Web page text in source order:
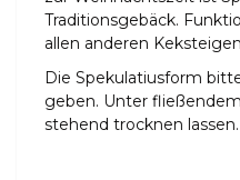
Traditionsgebäck.
allen anderen
Die Spekulatiusform
geben. Unter
stehend trocknen lassen.